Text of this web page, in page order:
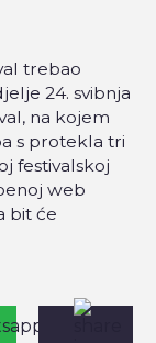
trebao
24. svibnja
na kojem
s protekla tri
festivalskoj
web
bit će